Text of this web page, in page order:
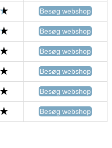
Besøg webshop
Besøg webshop
Besøg webshop
Besøg webshop
Besøg webshop
Besøg webshop